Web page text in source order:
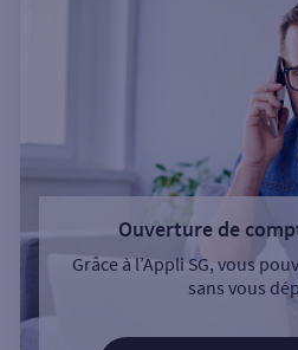
Ouverture de
Grâce à l’Appli SG, vous
sans vous